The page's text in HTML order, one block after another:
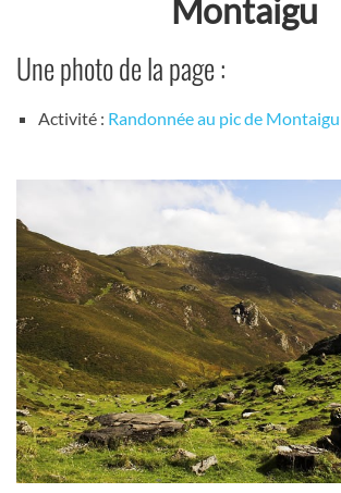
Montaigu
Une photo de la page :
Activité : Randonnée au pic de Montaigu